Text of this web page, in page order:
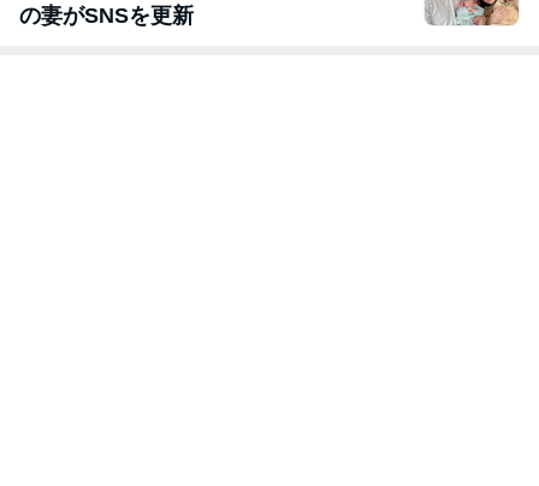
の妻がSNSを更新